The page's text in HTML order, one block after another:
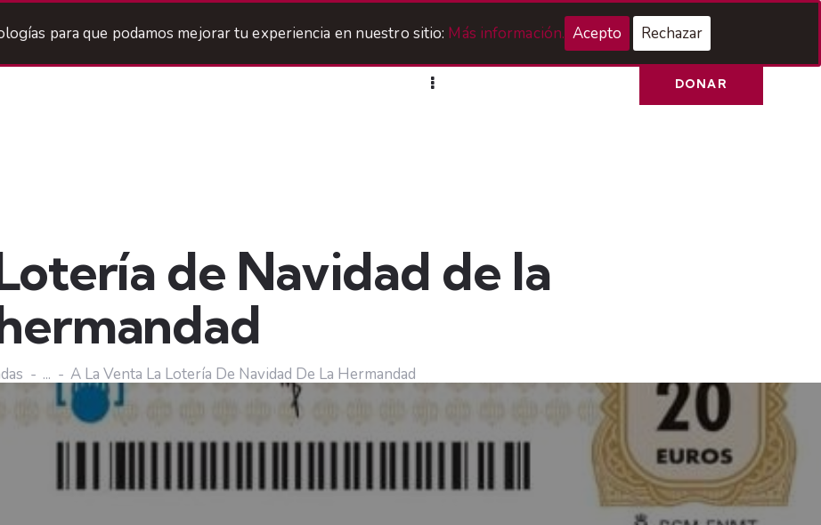
Acceso Hermanos
DONAR
de Navidad de la
... A La Venta La Lotería De Navidad De La Hermandad
para que podamos mejorar tu experiencia en nuestro sitio: Más información. Acepto Rechazar